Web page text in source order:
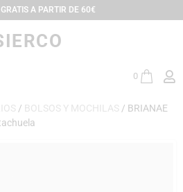
A PARTIR DE 60€
0
/ BOLSOS Y MOCHILAS / BRIANAE